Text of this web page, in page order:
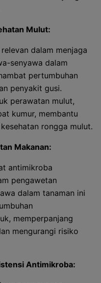
Mulut:
dalam menjaga
senyawa dalam
pertumbuhan
penyakit gusi.
perawatan mulut,
kumur, membantu
rongga mulut.
Makanan:
antimikroba
pengawetan
dalam tanaman ini
memperpanjang
mengurangi risiko
Antimikroba: